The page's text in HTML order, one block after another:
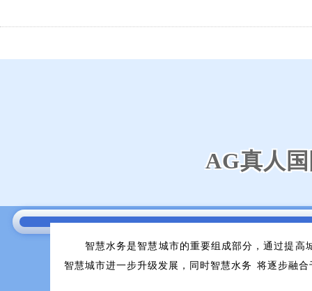
AG真人
智慧水务是智慧城市的重要组成部分，通过提高
智慧城市进一步升级发展，同时智慧水务将逐